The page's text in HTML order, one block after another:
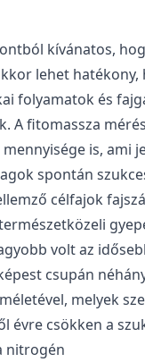
kívánatos,
lehet hatékony,
folyamatok és
A fitomassza
is, ami
spontán
célfajok
volt az
csupán
melyek
évre csökken a
nitrogén